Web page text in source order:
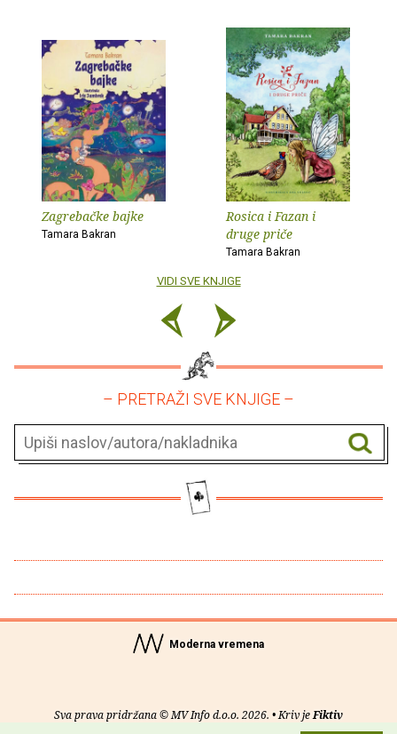
Zagrebačke bajke
Tamara Bakran
Rosica i Fazan i
druge priče
Tamara Bakran
VIDI SVE KNJIGE
– PRETRAŽI SVE KNJIGE –
Moderna vremena
Sva prava pridržana © MV Info d.o.o. 2026. • Kriv jeFiktiv